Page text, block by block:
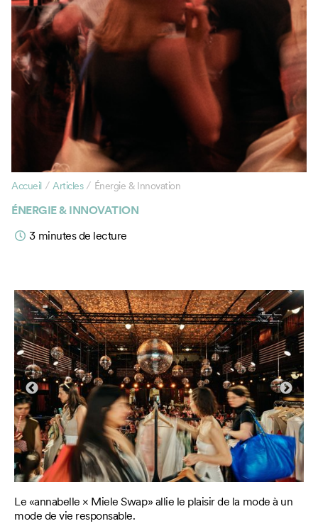
ÉNERGIE & INNOVATION
Accueil / Articles / Énergie & Innovation
3 minutes de lecture
Le «annabelle × Miele Swap» allie le plaisir de la mode à un
mode de vie responsable.